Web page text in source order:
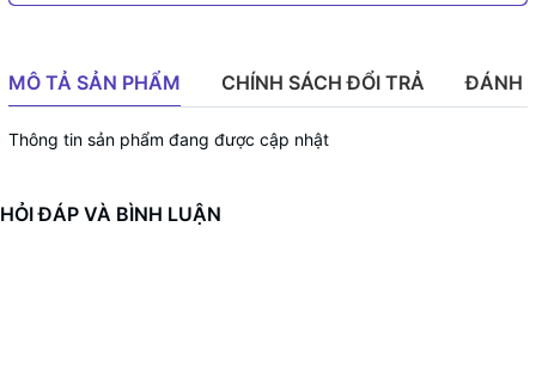
MÔ TẢ SẢN PHẨM CHÍNH SÁCH ĐỔI TRẢ ĐÁNH
Thông tin sản phẩm đang được cập nhật
HỎI ĐÁP VÀ BÌNH LUẬN